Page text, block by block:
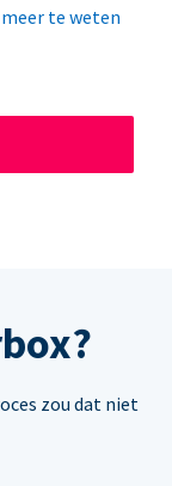
te weten
zou dat niet